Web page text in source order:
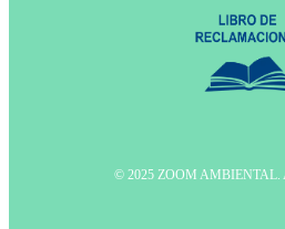
© 2025 ZOOM AMBIENTAL.